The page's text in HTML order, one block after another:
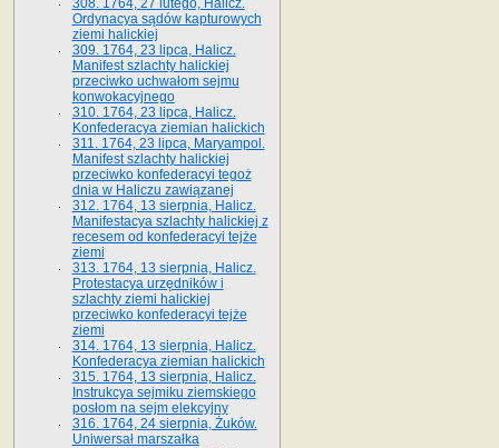
308. 1764, 27 lutego, Halicz.
Ordynacya sądów kapturowych
ziemi halickiej
309. 1764, 23 lipca, Halicz.
Manifest szlachty halickiej
przeciwko uchwałom sejmu
konwokacyjnego
310. 1764, 23 lipca, Halicz.
Konfederacya ziemian halickich
311. 1764, 23 lipca, Maryampol.
Manifest szlachty halickiej
przeciwko konfederacyi tegoż
dnia w Haliczu zawiązanej
312. 1764, 13 sierpnia, Halicz.
Manifestacya szlachty halickiej z
recesem od konfederacyi tejże
ziemi
313. 1764, 13 sierpnia, Halicz.
Protestacya urzędników i
szlachty ziemi halickiej
przeciwko konfederacyi tejże
ziemi
314. 1764, 13 sierpnia, Halicz.
Konfederacya ziemian halickich
315. 1764, 13 sierpnia, Halicz.
Instrukcya sejmiku ziemskiego
posłom na sejm elekcyjny
316. 1764, 24 sierpnia, Żuków.
Uniwersał marszałka